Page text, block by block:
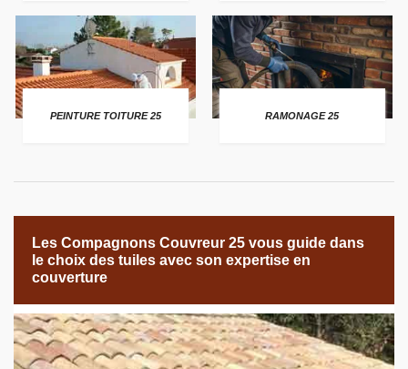
PEINTURE TOITURE 25 RAMONAGE 25
Les Compagnons Couvreur 25 vous guide dans
le choix des tuiles avec son expertise en
couverture